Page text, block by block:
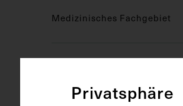
Medizinisches Fachgebiet
Privatsphäre